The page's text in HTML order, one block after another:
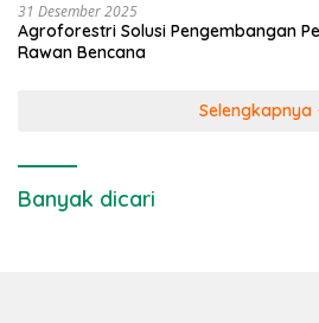
31 Desember 2025
Agroforestri Solusi Pengembangan
Rawan Bencana
Selengkapnya
Banyak dicari